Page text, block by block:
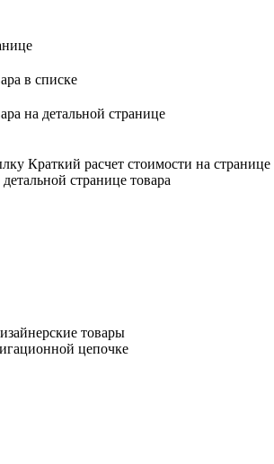
в списке
на детальной странице
Краткий расчет стоимости на
странице товара
товары
цепочке